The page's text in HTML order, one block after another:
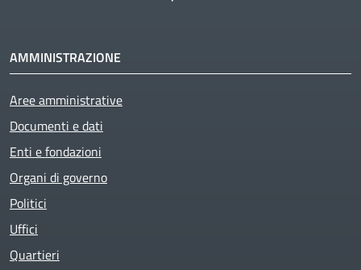
AMMINISTRAZIONE
Aree amministrative
Documenti e dati
Enti e fondazioni
Organi di governo
Politici
Uffici
Quartieri